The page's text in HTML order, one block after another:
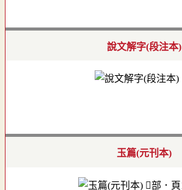
說文解字(段注本)
玉篇(元刊本)